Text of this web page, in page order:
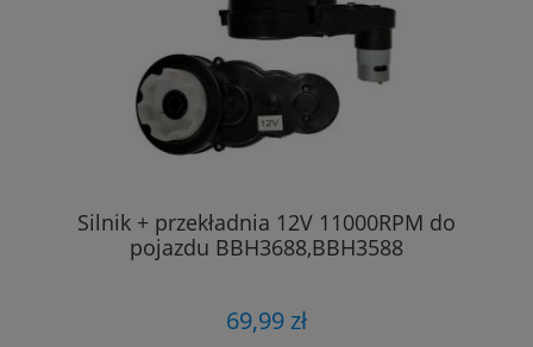
Silnik + przekładnia 12V 11000RPM do
pojazdu BBH3688,BBH3588
69,99 zł